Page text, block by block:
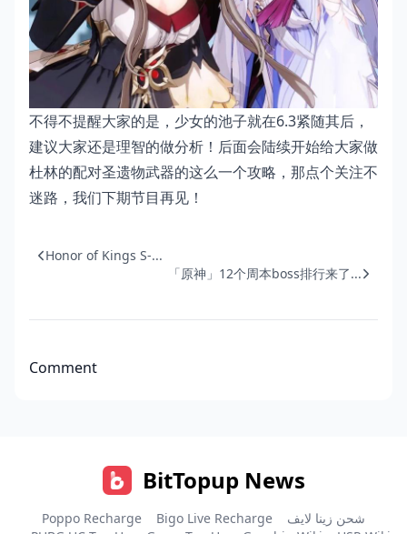
不得不提醒大家的是，少女的池子就在6.3紧随其后，
建议大家还是理智的做分析！后面会陆续开始给大家做
杜林的配对圣遗物武器的这么一个攻略，那点个关注不
迷路，我们下期节目再见！
Honor of Kings S-...
「原神」12个周本boss排行来了...
Comment
BitTopup News
Poppo Recharge Bigo Live Recharge
شحن زينا لايف